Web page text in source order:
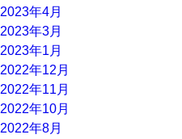
2023年4月
2023年3月
2023年1月
2022年12月
2022年11月
2022年10月
2022年8月